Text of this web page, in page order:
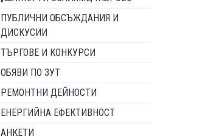
ПУБЛИЧНИ ОБСЪЖДАНИЯ И
ДИСКУСИИ
ТЪРГОВЕ И КОНКУРСИ
ОБЯВИ ПО ЗУТ
РЕМОНТНИ ДЕЙНОСТИ
ЕНЕРГИЙНА ЕФЕКТИВНОСТ
АНКЕТИ